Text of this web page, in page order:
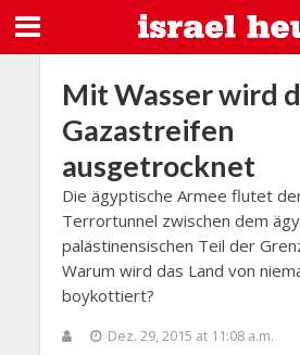
Mit Wasser wird
Gazastreifen
ausgetrocknet
Die ägyptische Armee flutet
Terrortunnel zwischen dem
palästinensischen Teil der
Warum wird das Land von
boykottiert?
Dez. 29, 2015 at 11:08 a.m.